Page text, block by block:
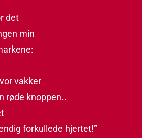
det
min
vakker
røde knoppen..
forkullede hjertet!”